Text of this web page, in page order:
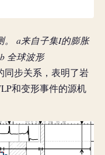
。 a来自子集I的膨胀
全球波形
同步关系，表明了岩
和变形事件的源机